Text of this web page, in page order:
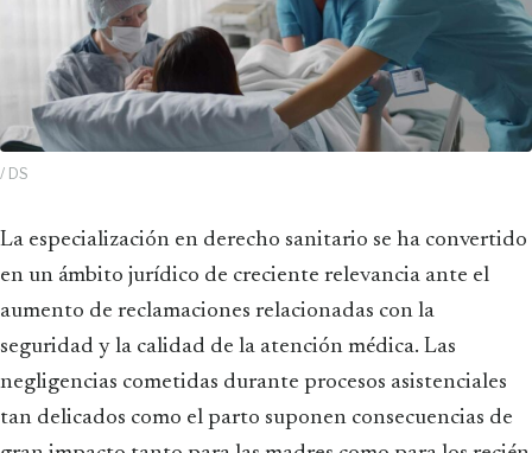
/ DS
La especialización en derecho sanitario se ha convertido
en un ámbito jurídico de creciente relevancia ante el
aumento de reclamaciones relacionadas con la
seguridad y la calidad de la atención médica. Las
negligencias cometidas durante procesos asistenciales
tan delicados como el parto suponen consecuencias de